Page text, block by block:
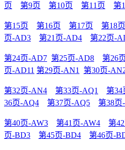
页
第9页 第10页 第11页 第
第15页 第16页 第17页 第18
页-AD3
第21页-AD4 第22页-
第24页-AD7 第25页-AD8 第26
页-AD11 第29页-AN1 第30页-
第32页-AN4 第33页-AQ1 第34
36页-AQ4
第37页-AQ5 第38页
第40页-AW3 第41页-AW4 第
页-BD3
第45页-BD4 第46页-